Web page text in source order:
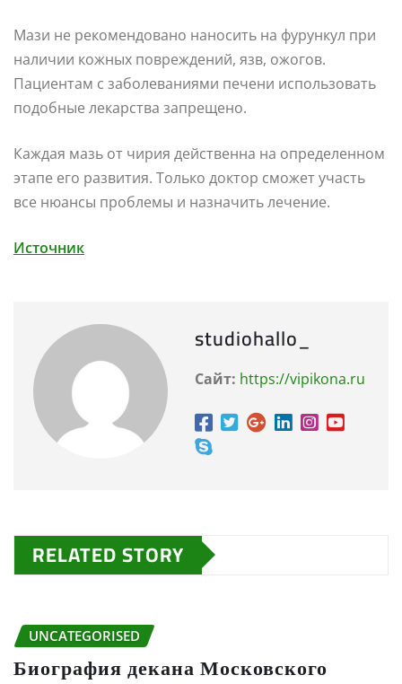
Мази не рекомендовано наносить на фурункул при
наличии кожных повреждений, язв, ожогов.
Пациентам с заболеваниями печени использовать
подобные лекарства запрещено.
Каждая мазь от чирия действенна на определенном
этапе его развития. Только доктор сможет участь
все нюансы проблемы и назначить лечение.
Источник
studiohallo_
Сайт: https://vipikona.ru
RELATED STORY
UNCATEGORISED
Биография декана Московского